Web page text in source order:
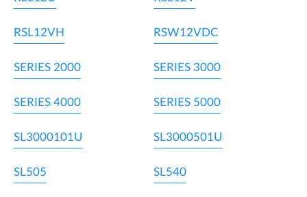
RSL12VH RSW12VDC
SERIES 2000 SERIES 3000
SERIES 4000 SERIES 5000
SL3000101U SL3000501U
SL505 SL540